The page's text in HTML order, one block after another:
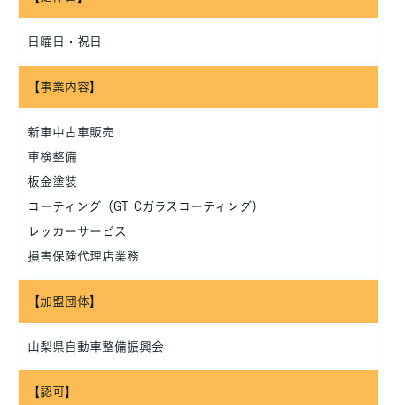
日曜日・祝日
【事業内容】
新車中古車販売
車検整備
板金塗装
コーティング（GT-Cガラスコーティング）
レッカーサービス
損害保険代理店業務
【加盟団体】
山梨県自動車整備振興会
【認可】